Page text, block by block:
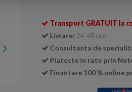
Transport GRATUIT la
Livrare: 24-48 ore
Consultanta de
Plateste in rate prin
Finantare 100 % online